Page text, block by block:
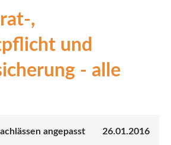
,
und
- alle
26.01.2016
angepasst